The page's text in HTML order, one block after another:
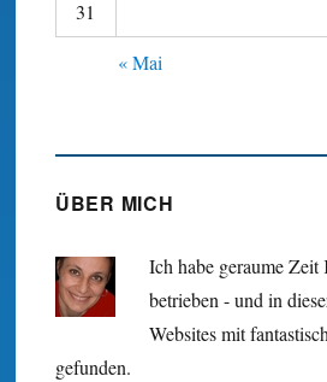
31
« Mai
ÜBER MICH
Ich habe geraume
betrieben - und in
Websites mit
gefunden.